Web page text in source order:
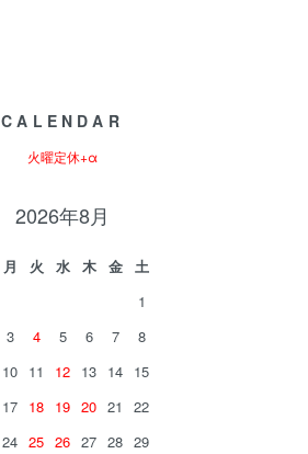
CALENDAR
火曜定休+α
2026年8月
月 火 水 木 金
土
1
3 4 5 6 7
8
10 11 12 13 14 15
17 18 19 20 21
22
24 25 26 27 28 29